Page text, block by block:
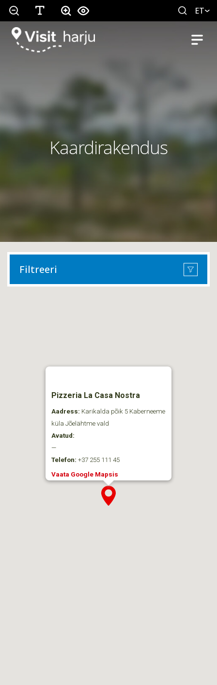
ET
Kaardirakendus
Filtreeri
Pizzeria La Casa Nostra
Aadress: Karikalda põik 5 Kaberneeme
küla Jõelähtme vald
Avatud:
—
Telefon: +37 255 111 45
Vaata Google Mapsis